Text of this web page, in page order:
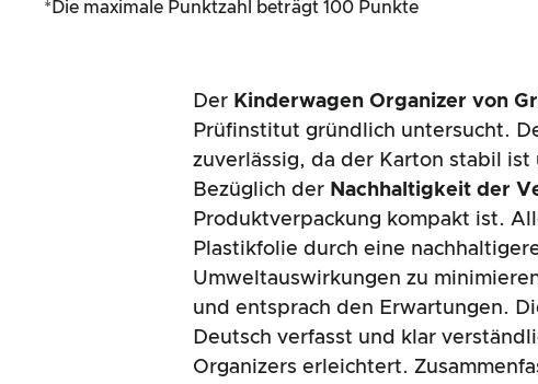
*Die maximale Punktzahl beträgt 100 Punkte
Der Kinderwagen Organizer von
Prüfinstitut gründlich untersucht.
zuverlässig, da der Karton stabil
Bezüglich der Nachhaltigkeit der
Produktverpackung kompakt ist.
Plastikfolie durch eine
Umweltauswirkungen zu
und entsprach den Erwartungen.
Deutsch verfasst und klar
Organizers erleichtert.